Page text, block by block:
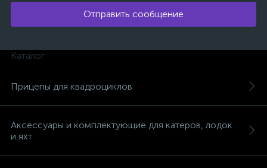
Отправить сообщение
Каталог
Прицепы для квадроциклов
Аксессуары и комплектующие для катеров, лодок
и яхт